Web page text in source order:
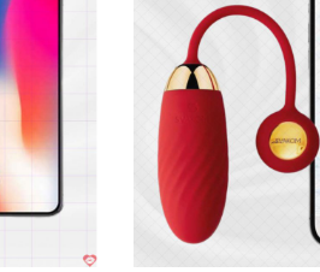
lượng nhẹ chỉ 45g, dễ dàng
không gây kích ứng hay mùi
4.0 cho phép điều khiển
ý muốn.